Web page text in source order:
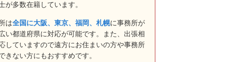
が多数在籍しています。
は全国に大阪、東京、福岡、札幌に事務所が
い都道府県に対応が可能です。また、出張相
していますので遠方にお住まいの方や事務所
きない方にもおすすめです。